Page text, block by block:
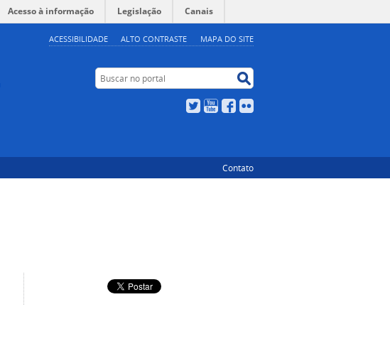
ACESSIBILIDADE ALTO CONTRASTE MAPA DO SITE
Acesso à informação Legislação Canais
Buscar no portal
TwitterYouTubeFacebook
Contato